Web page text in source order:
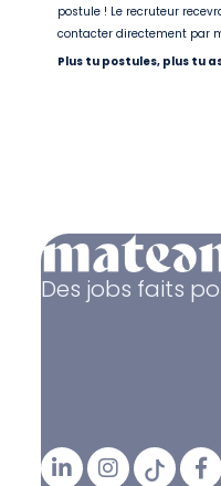
postule ! Le recruteur
contacter directement par
Plus tu postules, plus tu
Des jobs faits